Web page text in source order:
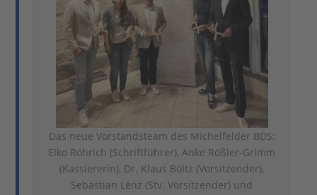
Das neue Vorstandsteam des Michelfelder BDS:
Elko Röhrich (Schriftführer), Anke Rößler-Grimm
(Kassiererin), Dr. Klaus Böltz (Vorsitzender),
Sebastian Lenz (Stv. Vorsitzender) und